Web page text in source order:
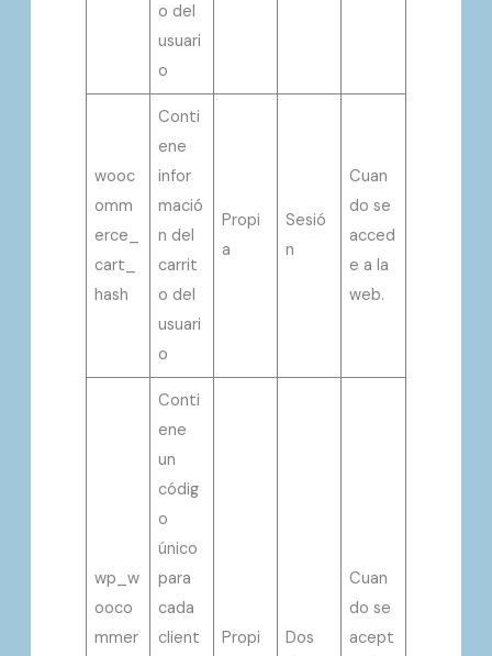
o del
usuari
o
wooc
omm
erce_
cart_
hash
Conti
ene
infor
mació
n del
carrit
o del
usuari
o
Propi
a
Sesió
n
Cuan
do se
acced
e a la
web.
wp_w
ooco
mmer
Conti
ene
un
códig
o
único
para
cada
client
Propi
Dos
Cuan
do se
acept